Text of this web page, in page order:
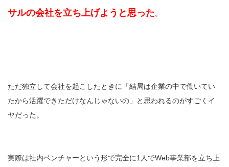
サルの会社を立ち上げようと思った。
ただ独立して会社を起こしたときに「結局は企業の中で働いてい
たから活躍できただけなんじゃないの」と思われるのがすごくイ
ヤだった。
実際は社内ベンチャーという形で完全に1人でWeb事業部を立ち上